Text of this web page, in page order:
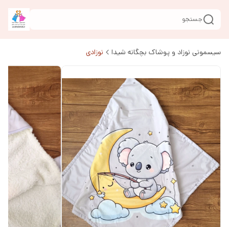
جستجو
سیسمونی نوزاد و پوشاک بچگانه شیدا نوزادی